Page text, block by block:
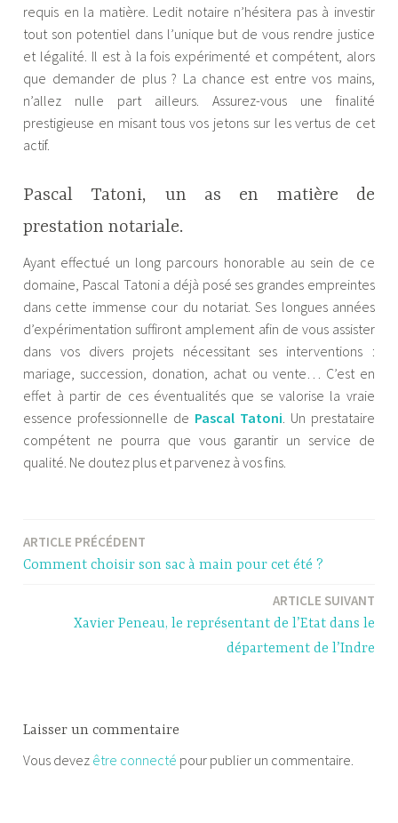
requis en la matière. Ledit notaire n’hésitera pas à investir
tout son potentiel dans l’unique but de vous rendre justice
et légalité. Il est à la fois expérimenté et compétent, alors
que demander de plus ? La chance est entre vos mains,
n’allez nulle part ailleurs. Assurez-vous une finalité
prestigieuse en misant tous vos jetons sur les vertus de cet
actif.
Pascal Tatoni, un as en matière de
prestation notariale.
Ayant effectué un long parcours honorable au sein de ce
domaine, Pascal Tatoni a déjà posé ses grandes empreintes
dans cette immense cour du notariat. Ses longues années
d’expérimentation suffiront amplement afin de vous assister
dans vos divers projets nécessitant ses interventions :
mariage, succession, donation, achat ou vente… C’est en
effet à partir de ces éventualités que se valorise la vraie
essence professionnelle de Pascal Tatoni. Un prestataire
compétent ne pourra que vous garantir un service de
qualité. Ne doutez plus et parvenez à vos fins.
Navigation
ARTICLE PRÉCÉDENT
Comment choisir son sac à main pour cet été ?
ARTICLE SUIVANT
Xavier Peneau, le représentant de l’Etat dans le
département de l’Indre
Laisser un commentaire
Vous devez être connecté pour publier un commentaire.